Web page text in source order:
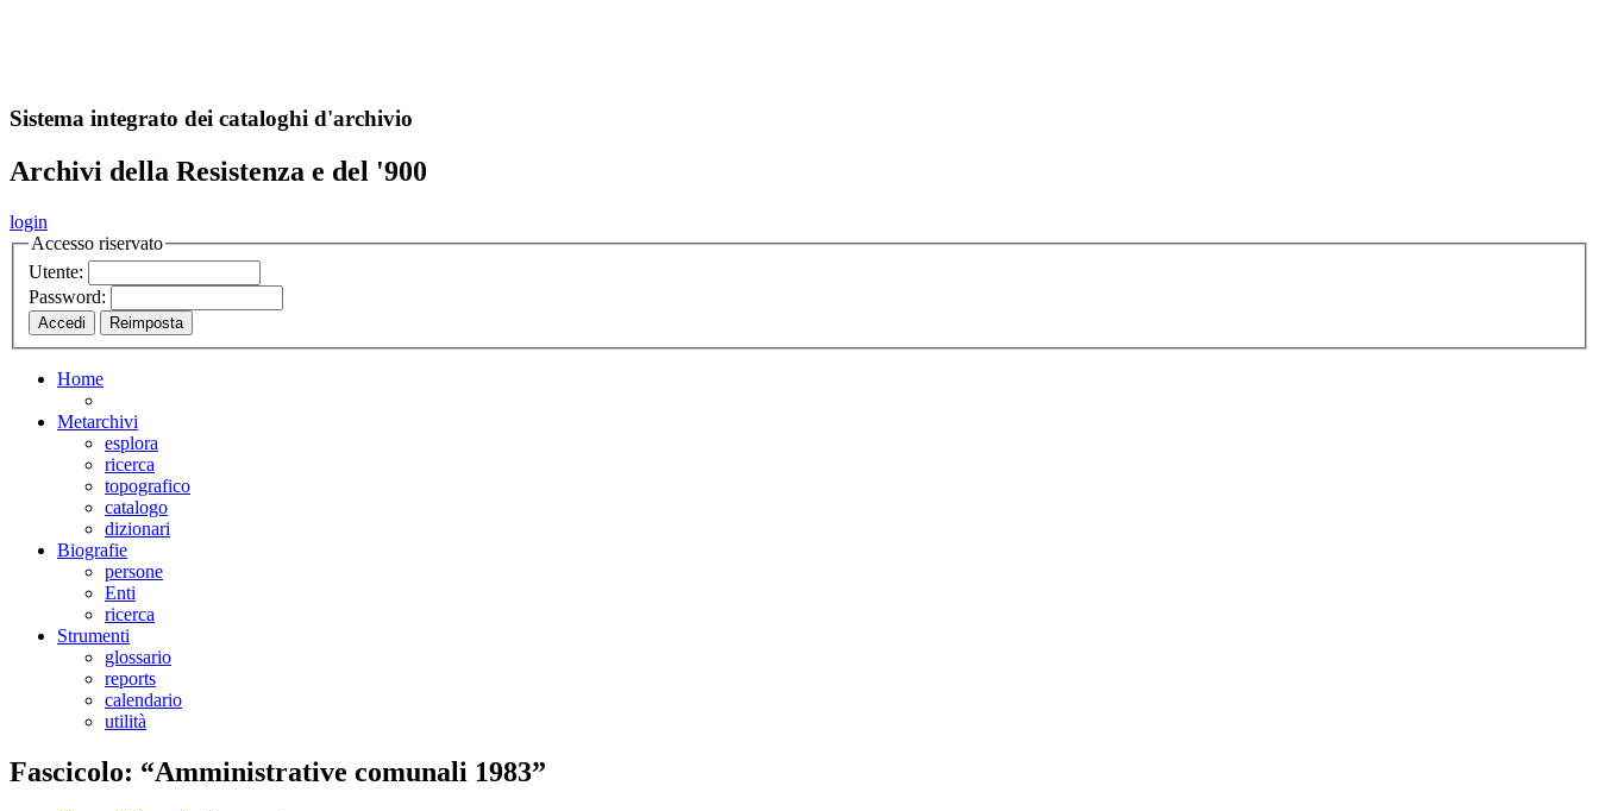
Sistema integrato dei cataloghi d'archivio
Archivi della Resistenza e del '900
login
Accesso riservato
Utente:
Password:
Home
Metarchivi
esplora
ricerca
topografico
catalogo
dizionari
Biografie
persone
Enti
ricerca
Strumenti
glossario
reports
calendario
utilità
Fascicolo: “Amministrative comunali 1983”